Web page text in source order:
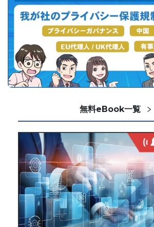
無料eBook一覧